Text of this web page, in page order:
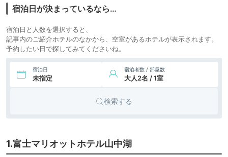
Resort & Spa 山中
湖
宿泊日が決まっているなら…
宿泊日と人数を選択すると、
記事内のご紹介ホテルのなかから、空室があるホテルが表示されます。
予約したい日で探してみてくださいね。
宿泊日
未指定
宿泊者数 / 部屋数
大人2名 / 1室
検索する
1.富士マリオットホテル山中湖